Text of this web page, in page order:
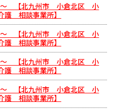
～ 【北九州市 小倉北区 小
相談事業所】
～ 【北九州市 小倉北区 小
相談事業所】
～ 【北九州市 小倉北区 小
相談事業所】
～ 【北九州市 小倉北区 小
相談事業所】